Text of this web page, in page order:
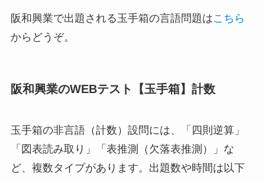
阪和興業で出題される玉手箱の言語問題はこちら
からどうぞ。
阪和興業のWEBテスト【玉手箱】計数
玉手箱の非言語（計数）設問には、「四則逆算」
「図表読み取り」「表推測（欠落表推測）」な
ど、複数タイプがあります。出題数や時間は以下